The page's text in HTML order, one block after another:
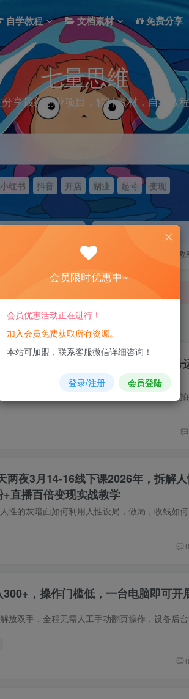
自学教程 文档素材 免费分享
七量思维
享最新创业项目，软件素材，自学教
小红书 抖音 开店 副业 起号 变现
序源码
自学教程
包含各方面教
·短视频全能实战营，高效剪辑、账号
两夜3月14-16线下课2026年，拆解
直播百倍变现实战教学
0
，操作门槛低，一台电脑即可开
0
会员限时优惠中~
会员优惠活动正在进行！
加入会员免费获取所有资源。
本站可加盟，联系客服微信详细咨询！
登录/注册 会员登陆